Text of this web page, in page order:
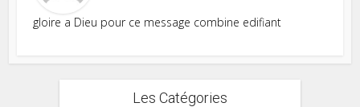
gloire a Dieu pour ce message combine edifiant
Les Catégories